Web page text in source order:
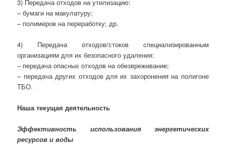
3) Передача отходов на утилизацию:
– бумаги на макулатуру;
– полимеров на переработку; др.
4) Передача отходов/стоков специализированным
организациям для их безопасного удаления:
– передача опасных отходов на обезвреживание;
– передача других отходов для их захоронения на полигоне
ТБО.
Наша текущая деятельность
Эффективность использования энергетических
ресурсов и воды